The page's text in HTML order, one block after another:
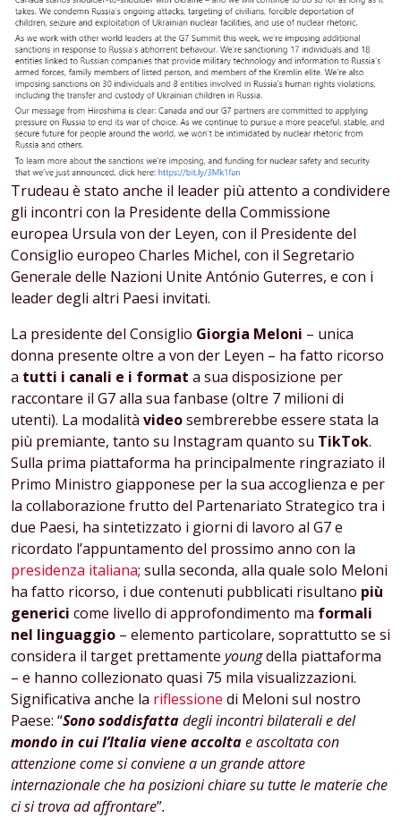
Trudeau è stato anche il leader più attento a condividere
gli incontri con la Presidente della Commissione
europea Ursula von der Leyen, con il Presidente del
Consiglio europeo Charles Michel, con il Segretario
Generale delle Nazioni Unite António Guterres, e con i
leader degli altri Paesi invitati.
La presidente del Consiglio Giorgia Meloni – unica
donna presente oltre a von der Leyen – ha fatto ricorso
a tutti i canali e i format a sua disposizione per
raccontare il G7 alla sua fanbase (oltre 7 milioni di
utenti). La modalità videosembrerebbe essere stata la
più premiante, tanto su Instagram quanto su TikTok.
Sulla prima piattaforma ha principalmente ringraziato il
Primo Ministro giapponese per la sua accoglienza e per
la collaborazione frutto del Partenariato Strategico tra i
due Paesi, ha sintetizzato i giorni di lavoro al G7 e
ricordato l’appuntamento del prossimo anno con la
presidenza italiana; sulla seconda, alla quale solo Meloni
ha fatto ricorso, i due contenuti pubblicati risultano più
generici come livello di approfondimento ma formali
nel linguaggio – elemento particolare, soprattutto se si
considera il target prettamente youngdella piattaforma
– e hanno collezionato quasi 75 mila visualizzazioni.
Significativa anche la riflessione di Meloni sul nostro
Paese: “Sonosoddisfattadegli incontri bilaterali e del
mondo in cui l’Italia viene accoltae ascoltata con
attenzione come si conviene a un grande attore
internazionale che ha posizioni chiare su tutte le materie che
ci si trova ad affrontare”.